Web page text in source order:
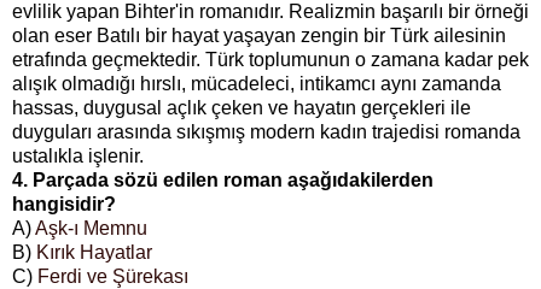
evlilik yapan Bihter'in romanıdır. Realizmin başarılı bir örneği
olan eser Batılı bir hayat yaşayan zengin bir Türk ailesinin
etrafında geçmektedir. Türk toplumunun o zamana kadar pek
alışık olmadığı hırslı, mücadeleci, intikamcı aynı zamanda
hassas, duygusal açlık çeken ve hayatın gerçekleri ile
duyguları arasında sıkışmış modern kadın trajedisi romanda
ustalıkla işlenir.
4. Parçada sözü edilen roman aşağıdakilerden
hangisidir?
A)Aşk-ı Memnu
B) Kırık Hayatlar
C) Ferdi ve Şürekası